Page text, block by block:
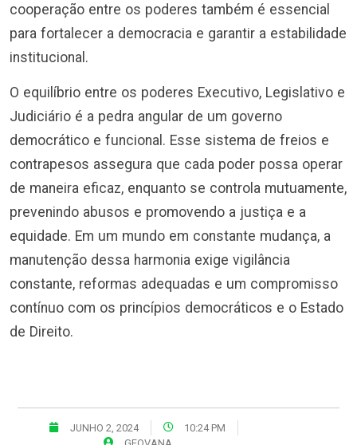
cooperação entre os poderes também é essencial
para fortalecer a democracia e garantir a estabilidade
institucional.
O equilíbrio entre os poderes Executivo, Legislativo e
Judiciário é a pedra angular de um governo
democrático e funcional. Esse sistema de freios e
contrapesos assegura que cada poder possa operar
de maneira eficaz, enquanto se controla mutuamente,
prevenindo abusos e promovendo a justiça e a
equidade. Em um mundo em constante mudança, a
manutenção dessa harmonia exige vigilância
constante, reformas adequadas e um compromisso
contínuo com os princípios democráticos e o Estado
de Direito.
JUNHO 2, 2024
10:24 PM